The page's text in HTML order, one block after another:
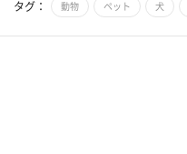
タグ： 動物 ペット 犬